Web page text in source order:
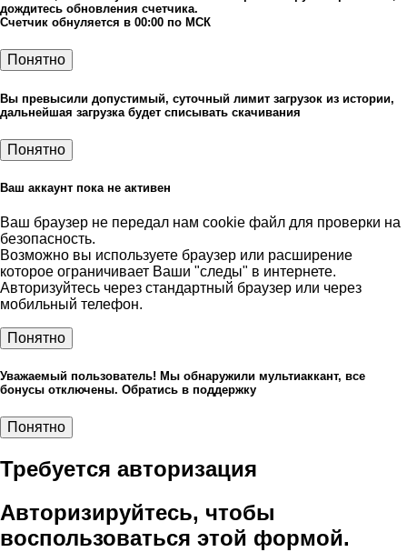
дождитесь обновления счетчика.
Счетчик обнуляется в 00:00 по МСК
Понятно
Вы превысили допустимый, суточный лимит загрузок из истории,
дальнейшая загрузка будет списывать скачивания
Понятно
Ваш аккаунт пока не активен
Ваш браузер не передал нам cookie файл для проверки на
безопасность.
Возможно вы используете браузер или расширение
которое ограничивает Ваши "следы" в интернете.
Авторизуйтесь через стандартный браузер или через
мобильный телефон.
Понятно
Уважаемый пользователь! Мы обнаружили мультиаккант, все
бонусы отключены. Обратись в поддержку
Понятно
Требуется авторизация
Авторизируйтесь, чтобы
воспользоваться этой формой.